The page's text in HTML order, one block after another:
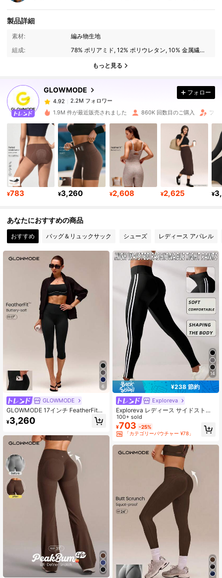
製品詳細
素材:
編み物生地
組成:
78% ポリアミド, 12% ポリウレタン, 10% 金属繊維糸
もっと見る
GLOWMODE
2.2M フォロワー
2.2M フォロワー
4.92
2.2M フォロワー
4.92 2.2M フォロワー
2.2M フォロワー
4.92 2.2M フォロワー
4.92 2.2M フォロワー
4.92 2.2M フォロワー
4.92 2.2M フォロワー
2.2M フォロワー
4.92
フォロー
1.9M 件が最近販売されました 860K 回数目のご購入 フォ
¥783 ¥3,260 ¥2,608 ¥2,625 ¥
あなたにおすすめの商品
おすすめ バッグ＆リュックサック シューズ レディース アパレル
6
GLOWMODE
GLOWMODE 17インチ FeatherFit™
ピークエネルギー ハイウエスト サイ
ドポケット 吸汗速乾 なめらかな伸縮
ークアウト デイリーアクティブウェ
ア
¥3,260
14
¥238 節約
Exploreva
Exploreva レディース サイドストラ
イプ ハイウエスト デイリーフィット
ネス スポーツレギンス
100+ sold
¥703 -25%
「カテゴリーバウチャー ¥78」